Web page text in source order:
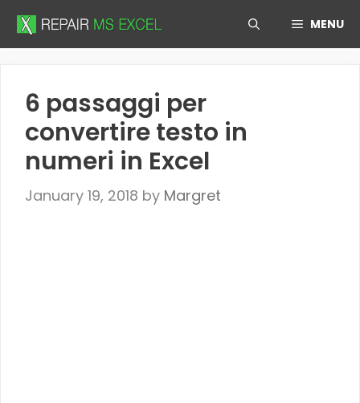
Skip
MENU
6 passaggi per
convertire testo in
numeri in Excel
January 19, 2018 by Margret